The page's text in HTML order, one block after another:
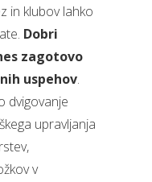
in klubov lahko
Dobri
zagotovo
uspehov.
dvigovanje
upravljanja
v